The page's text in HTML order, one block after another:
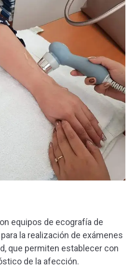
equipos de ecografía de
la realización de exámenes
que permiten establecer con
de la afección.